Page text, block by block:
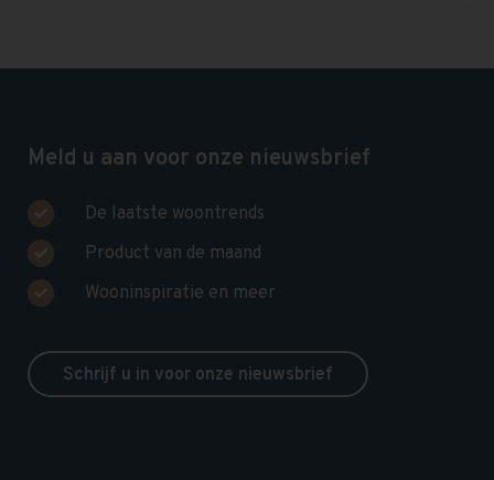
Meld u aan voor onze nieuwsbrief
De laatste woontrends
Product van de maand
Wooninspiratie en meer
Schrijf u in voor onze nieuwsbrief